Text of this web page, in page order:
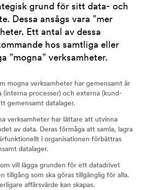
grund för sitt data- och
Dessa ansågs vara ”mer
Ett antal av dessa
hos samtliga eller
”mogna” verksamheter.
mogna verksamheter har gemensamt är
processer) och externa (kund-
gemensamt datalager.
verksamheter har lättare att utvinna
av data. Deras förmåga att samla, lagra
i organisationen förbättras
datalager.
vill lägga grunden för ett datadrivet
tillgång som ska göras tillgänglig för alla.
affärsvärde kan skapas.